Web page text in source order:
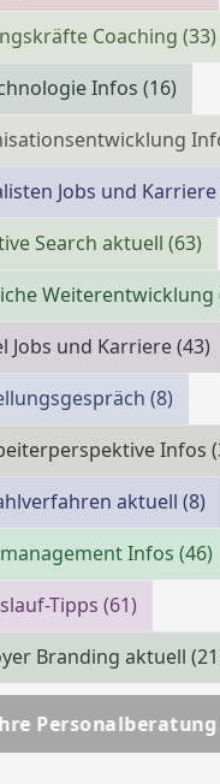
Coaching (33)
Infos (16)
Jobs und Karriere
Search aktuell (63)
Weiterentwicklung
Jobs und Karriere(43)
(8)
Infos
aktuell (8)
Infos (46)
Tipps (61)
Branding aktuell
seit über 25